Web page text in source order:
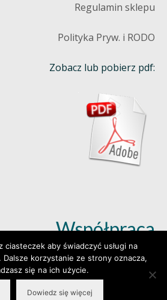
Regulamin sklepu
Polityka Pryw. i RODO
Zobacz lub pobierz pdf:
Współpraca
Dowiedz się więcej (klik)
ciasteczek aby świadczyć usługi na
Dalsze korzystanie ze strony oznacza,
się na ich użycie.
Dowiedz się więcej